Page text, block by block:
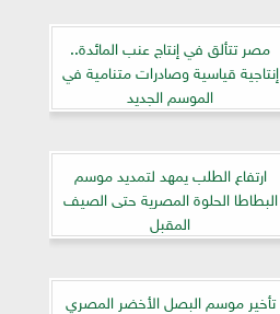
مصر تتألق في إنتاج عنب المائدة..
إنتاجية قياسية وصادرات متنامية في
الموسم الجديد
ارتفاع الطلب يمهد لتمديد موسم
البطاطا الحلوة المصرية حتى الصيف
المقبل
تأخير موسم البصل الأخضر المصري